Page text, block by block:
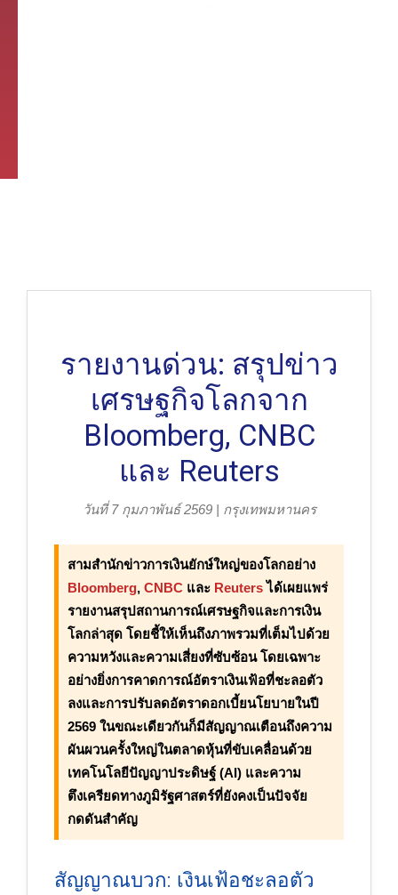
รายงานด่วน: สรุปข่าว
เศรษฐกิจโลกจาก
Bloomberg, CNBC
และ Reuters
วันที่ 7 กุมภาพันธ์ 2569 | กรุงเทพมหานคร
สามสำนักข่าวการเงินยักษ์ใหญ่ของโลกอย่าง
Bloomberg, CNBC และ Reutersได้เผยแพร่
รายงานสรุปสถานการณ์เศรษฐกิจและการเงิน
โลกล่าสุด โดยชี้ให้เห็นถึงภาพรวมที่เต็มไปด้วย
ความหวังและความเสี่ยงที่ซับซ้อน โดยเฉพาะ
อย่างยิ่งการคาดการณ์อัตราเงินเฟ้อที่ชะลอตัว
ลงและการปรับลดอัตราดอกเบี้ยนโยบายในปี
2569 ในขณะเดียวกันก็มีสัญญาณเตือนถึงความ
ผันผวนครั้งใหญ่ในตลาดหุ้นที่ขับเคลื่อนด้วย
เทคโนโลยีปัญญาประดิษฐ์ (AI) และความ
ตึงเครียดทางภูมิรัฐศาสตร์ที่ยังคงเป็นปัจจัย
กดดันสำคัญ
สัญญาณบวก: เงินเฟ้อชะลอตัว